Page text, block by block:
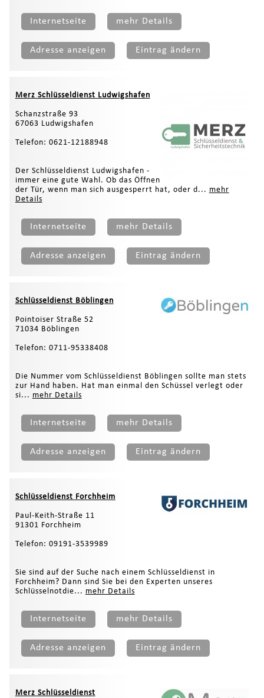
Internetseite mehr Details
Adresse anzeigen Eintrag ändern
Merz Schlüsseldienst Ludwigshafen
Schanzstraße 93
67063 Ludwigshafen
Telefon: 0621-12188948
Der Schlüsseldienst Ludwigshafen -
immer eine gute Wahl. Ob das Öffnen
der Tür, wenn man sich ausgesperrt hat, oder d... mehr
Details
Internetseite mehr Details
Adresse anzeigen Eintrag ändern
Schlüsseldienst Böblingen
Pointoiser Straße 52
71034 Böblingen
Telefon: 0711-95338408
Die Nummer vom Schlüsseldienst Böblingen sollte man stets
zur Hand haben. Hat man einmal den Schüssel verlegt oder
si... mehr Details
Internetseite mehr Details
Adresse anzeigen Eintrag ändern
Schlüsseldienst Forchheim
Paul-Keith-Straße 11
91301 Forchheim
Telefon: 09191-3539989
Sie sind auf der Suche nach einem Schlüsseldienst in
Forchheim? Dann sind Sie bei den Experten unseres
Schlüsselnotdie... mehr Details
Internetseite mehr Details
Adresse anzeigen Eintrag ändern
Merz Schlüsseldienst